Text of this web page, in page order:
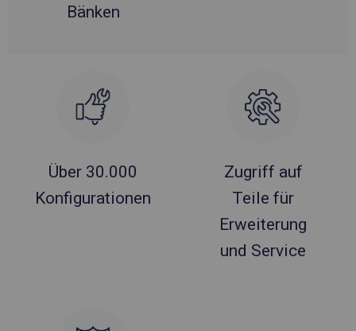
Bänken
Über 30.000
Konfigurationen
Zugriff auf
Teile für
Erweiterung
und Service